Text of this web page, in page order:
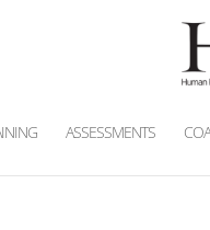
ASSESSMENTS